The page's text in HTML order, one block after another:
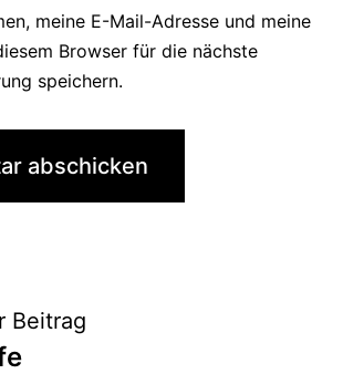
meine E-Mail-Adresse und meine
Browser für die nächste
speichern.
Beitrag